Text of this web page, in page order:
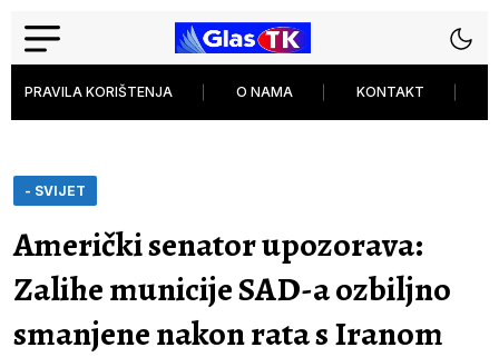
PRAVILA KORIŠTENJA O NAMA KONTAKT
- SVIJET
Američki senator upozorava:
Zalihe municije SAD-a ozbiljno
smanjene nakon rata s Iranom